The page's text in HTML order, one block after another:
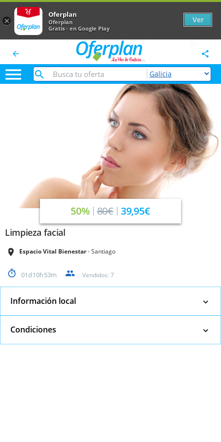
arrow_back share

50% 80€ 39,95€
Limpieza facial
Espacio Vital Bienestar Santiago
01 10 53 Vendidos: 7
Información local
Condiciones
×
Oferplan
Oferplan
Gratis - en Google Play
Ver